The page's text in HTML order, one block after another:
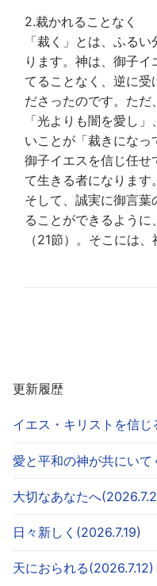
2.裁かれることなく
「裁く」とは、ふる
ります。神は、御子
てることなく、逆に受
ださったのです。ただ
「光よりも闇を愛し
いことが「裁きになっ
御子イエスを信じ任せ
て生きる者になります。
そして、誠実に御言葉
ることができるよう
（21節）。そこには
更新履歴
イエス・キリストを信
愛と平和の神が共にい
大切なあなたへ
日々新しく(2026.7.19)
天におられる(2026.7.12)